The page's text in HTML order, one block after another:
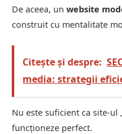
De aceea, un website
construit cu mentalitate
Citește și despre:
media: strategii
Nu este suficient ca site-ul
funcționeze perfect.